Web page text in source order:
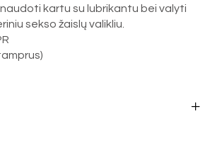
kartu su lubrikantu bei valyti
sekso žaislų valikliu.